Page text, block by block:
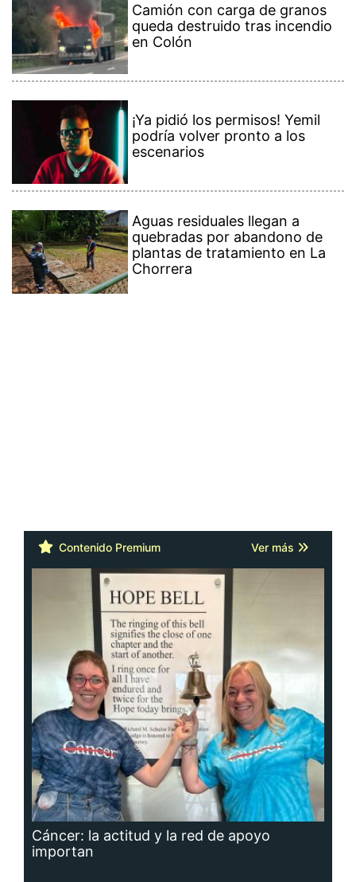
Camión con carga de granos
queda destruido tras incendio
en Colón
¡Ya pidió los permisos! Yemil
podría volver pronto a los
escenarios
Aguas residuales llegan a
quebradas por abandono de
plantas de tratamiento en La
Chorrera
Contenido Premium Ver más
Cáncer: la actitud y la red de apoyo
importan